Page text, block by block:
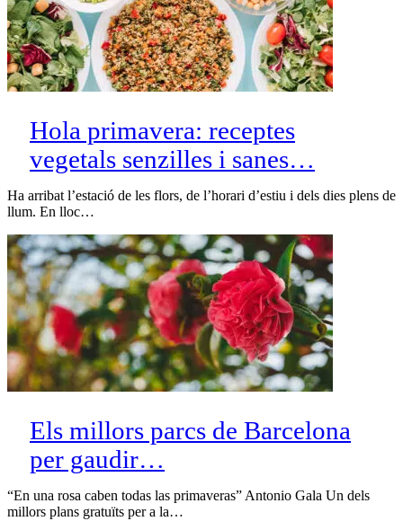
Hola primavera: receptes
vegetals senzilles i sanes…
Ha arribat l’estació de les flors, de l’horari d’estiu i dels dies plens de
llum. En lloc…
Els millors parcs de Barcelona
per gaudir…
“En una rosa caben todas las primaveras” Antonio Gala Un dels
millors plans gratuïts per a la…